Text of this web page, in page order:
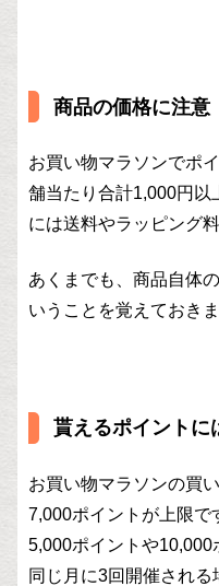
商品の価格に注意
お買い物マラソンでポ
舗当たり合計1,000円以
には送料やラッピング
あくまでも、商品自体
いうことを覚えておきま
貰えるポイントに
お買い物マラソンの買
7,000ポイントが上限で
5,000ポイントや10,000
同じ月に3回開催され